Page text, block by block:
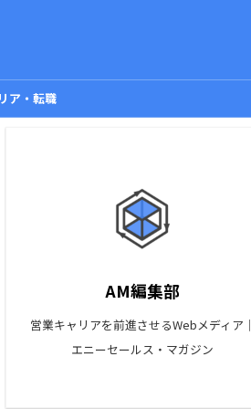
ア・転職
AM編集部
営業キャリアを前進させるWebメディア｜
エニーセールス・マガジン